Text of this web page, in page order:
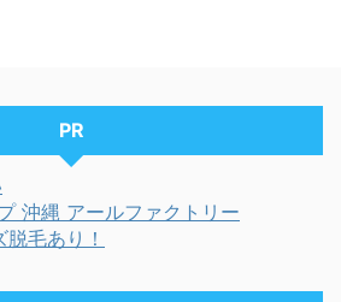
PR
沖縄 アールファクトリー
毛あり！